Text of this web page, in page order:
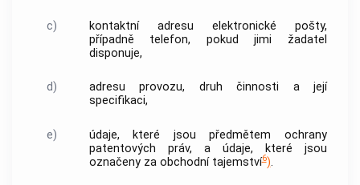
c)
kontaktní adresu elektronické pošty,
případně telefon, pokud jimi žadatel
disponuje,
d)
adresu provozu, druh činnosti a její
specifikaci,
e)
údaje, které jsou předmětem ochrany
patentových práv, a údaje, které jsou
označeny za obchodní tajemství6).